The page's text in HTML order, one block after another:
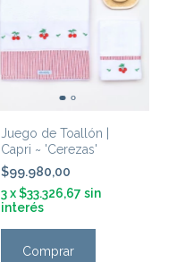
Juego de Toallón |
Capri ~ 'Cerezas'
$99.980,00
3 x$33.326,67 sin
interés
Comprar